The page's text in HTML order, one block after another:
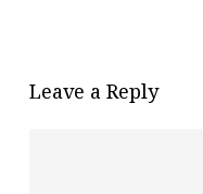
Leave a Reply